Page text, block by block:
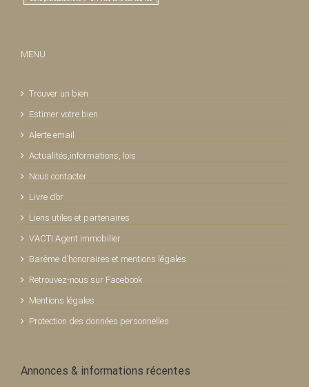
MENU
Trouver un bien
Estimer votre bien
Alerte email
Actualités,informations, lois
Nous contacter
Livre d’or
Liens utiles et partenaires
VACTI Agent immobilier
Barème d’honoraires et mentions légales
Retrouvez-nous sur Facebook
Mentions légales
Protection des données personnelles
Annonces & informations récentes